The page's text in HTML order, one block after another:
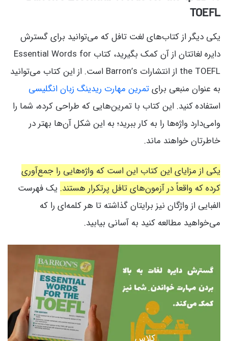
TOEFL
یکی دیگر از کتاب‌های لغت تافل که می‌توانید برای گسترش
دایره لغاتتان از آن کمک بگیرید، کتاب Essential Words for
the TOEFL از انتشارات Barron’s است. از این کتاب می‌توانید
به عنوان منبعی برایتمرین مهارت ریدینگ زبان انگلیسی
استفاده کنید. این کتاب با تمرین‌هایی که طراحی کرده، شما را
وامی‌دارد واژه‌ها را به کار ببرید؛ به این شکل آن‌ها بهتر در
خاطرتان خواهند ماند.
یکی از مزایای این کتاب این است که واژه‌هایی را جمع‌آوری
کرده که واقعاً در آزمون‌های تافل پرتکرار هستند. یک فهرست
الفبایی از واژگان نیز برایتان گذاشته تا هر کلمه‌ای را که
می‌خواهید مطالعه کنید به آسانی بیابید.